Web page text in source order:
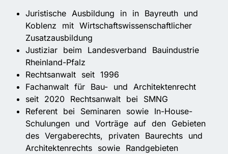
Juristische Ausbildung in in Bayreuth und
Koblenz mit Wirtschaftswissenschaftlicher
Zusatzausbildung
Justiziar beim Landesverband Bauindustrie
Rheinland-Pfalz
Rechtsanwalt seit 1996
Fachanwalt für Bau- und Architektenrecht
seit 2020 Rechtsanwalt bei SMNG
Referent bei Seminaren sowie In-House-
Schulungen und Vorträge auf den Gebieten
des Vergaberechts, privaten Baurechts und
Architektenrechts sowie Randgebieten